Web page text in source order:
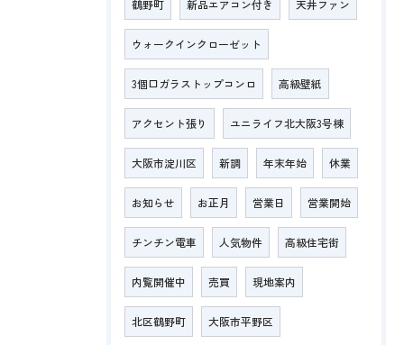
鶴野町 新品エアコン付き 天井ファン
ウォークインクローゼット
3個口ガラストップコンロ 高級壁紙
アクセント張り ユニライフ北大阪3号棟
大阪市淀川区 新調 年末年始 休業
お知らせ お正月 営業日 営業開始
チンチン電車 人気物件 高級住宅街
内覧開催中 売買 現地案内
北区鶴野町 大阪市平野区